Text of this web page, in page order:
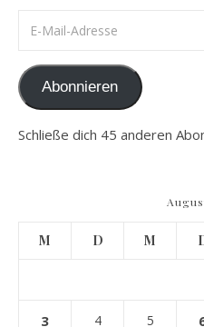
Abonnieren
Schließe dich 45 anderen
M D M
3 4 5